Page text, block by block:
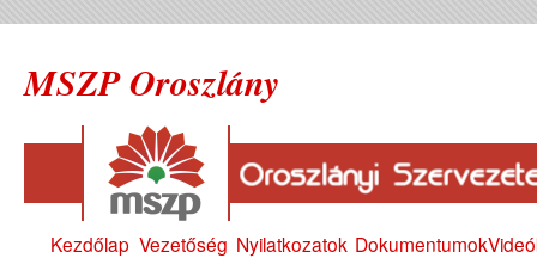
MSZP Oroszlány
Kezdőlap Vezetőség Nyilatkozatok Dokumentumok